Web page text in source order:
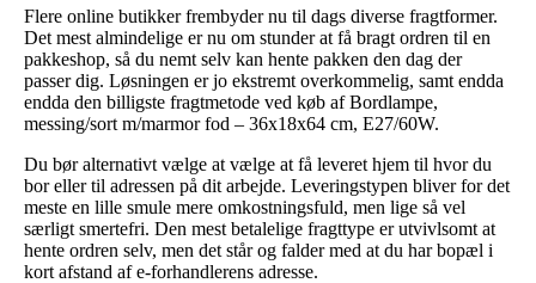
Flere online butikker frembyder nu til dags diverse fragtformer.
Det mest almindelige er nu om stunder at få bragt ordren til en
pakkeshop, så du nemt selv kan hente pakken den dag der
passer dig. Løsningen er jo ekstremt overkommelig, samt endda
endda den billigste fragtmetode ved køb af Bordlampe,
messing/sort m/marmor fod – 36x18x64 cm, E27/60W.
Du bør alternativt vælge at vælge at få leveret hjem til hvor du
bor eller til adressen på dit arbejde. Leveringstypen bliver for det
meste en lille smule mere omkostningsfuld, men lige så vel
særligt smertefri. Den mest betalelige fragttype er utvivlsomt at
hente ordren selv, men det står og falder med at du har bopæl i
kort afstand af e-forhandlerens adresse.